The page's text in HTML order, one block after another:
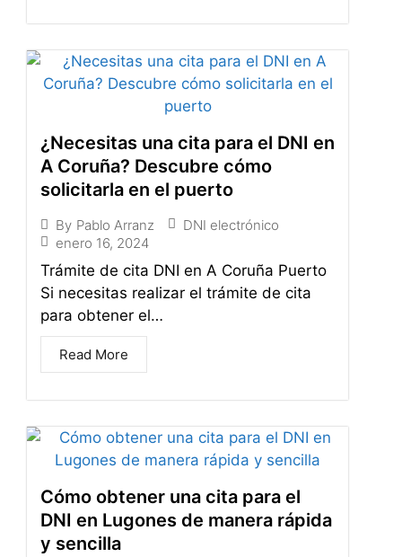
¿Necesitas una cita para el DNI en
A Coruña? Descubre cómo
solicitarla en el puerto
By Pablo Arranz
DNI electrónico
enero 16, 2024
Trámite de cita DNI en A Coruña Puerto
Si necesitas realizar el trámite de cita
para obtener el…
Read More
Cómo obtener una cita para el
DNI en Lugones de manera rápida
y sencilla